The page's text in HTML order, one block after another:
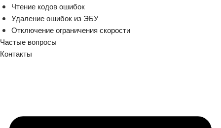
Чтение кодов ошибок
Удаление ошибок из ЭБУ
Отключение ограничения скорости
Частые вопросы
Контакты